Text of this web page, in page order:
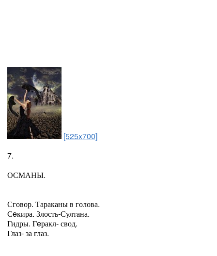
[525x700]
7.
ОСМАНЫ.
Сговор. Тараканы в голова.
Сeкира. Злость-Султана.
Гидры. Гeракл- свод.
Глаз- за глаз.